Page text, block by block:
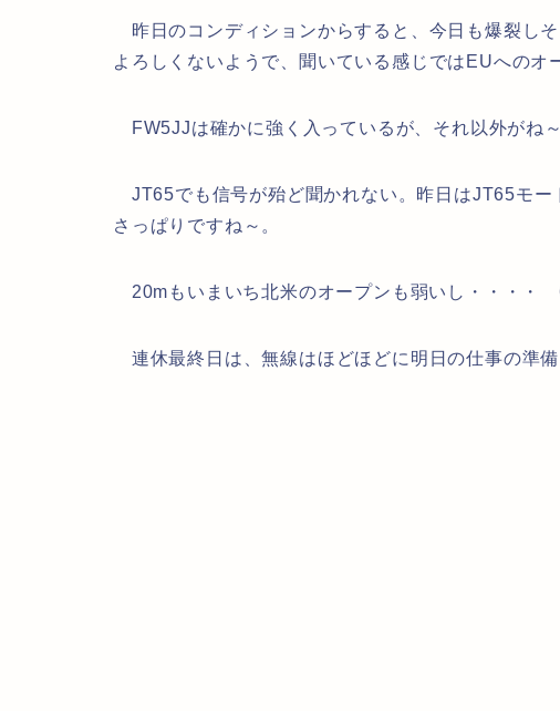
昨日のコンディションからすると、今日も爆裂し
よろしくないようで、聞いている感じではEUへのオ
FW5JJは確かに強く入っているが、それ以外がね～
JT65でも信号が殆ど聞かれない。昨日はJT65モー
さっぱりですね～。
20mもいまいち北米のオープンも弱いし・・・・
連休最終日は、無線はほどほどに明日の仕事の準